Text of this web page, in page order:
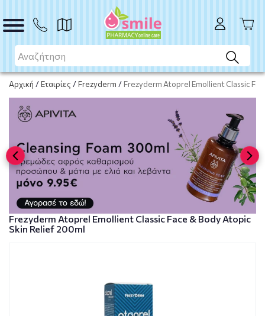
Αρχική /Εταιρίες /Frezyderm / Frezyderm Atoprel Emollient Classic
ΑΓΟΡΑ
Frezyderm Atoprel Emollient Classic Face & Body Atopic
Skin Relief 200ml